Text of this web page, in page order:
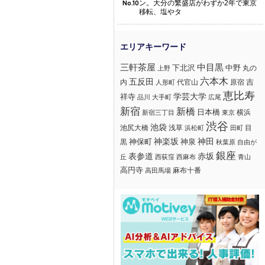
No.10ン。大分の繁盛店がわずか2年で東京
移転、塩やタ
三軒茶屋 上野 下北沢 中目黒中野 丸の
内 五反田 人形町 代官山 六本木 原宿 吉
祥寺 品川 大手町 学芸大学 広尾 恵比寿
新宿 新宿三丁目 新橋 日本橋 東京 横浜
池尻大橋 池袋浅草 浜松町 渋谷 田町 目
黒神保町神楽坂 神泉 神田 秋葉原 自由が
丘 表参道 西荻窪 西麻布 赤坂 銀座 青山
高円寺 高田馬場 麻布十番